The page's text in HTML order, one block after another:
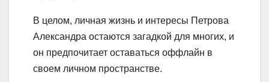
В целом, личная жизнь и интересы Петрова
Александра остаются загадкой для многих, и
он предпочитает оставаться оффлайн в
своем личном пространстве.